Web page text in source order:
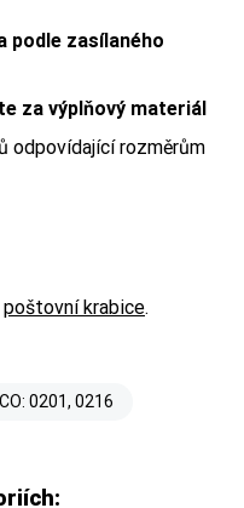
podle zasílaného
za výplňový materiál
odpovídající rozměrům
poštovní krabice.
0201, 0216